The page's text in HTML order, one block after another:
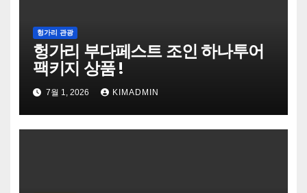
헝가리 관광
헝가리 부다페스트 조인 하나투어
팩키지 상품 !
7월 1, 2026 KIMADMIN